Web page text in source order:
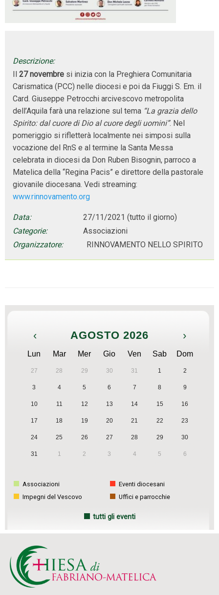
Descrizione:
Il 27 novembre si inizia con la Preghiera Comunitaria
Carismatica (PCC) nelle diocesi e poi da Fiuggi S. Em. il
Card. Giuseppe Petrocchi arcivescovo metropolita
dell’Aquila farà una relazione sul tema “La grazia dello
Spirito: dal cuore di Dio al cuore degli uomini”. Nel
pomeriggio si rifletterà localmente nei simposi sulla
vocazione del RnS e al termine la Santa Messa
celebrata in diocesi da Don Ruben Bisognin, parroco a
Matelica della “Regina Pacis” e direttore della pastorale
giovanile diocesana. Vedi streaming:
www.rinnovamento.org
Data: 27/11/2021 (tutto il giorno)
Categorie:
Associazioni
Organizzatore:
RINNOVAMENTO NELLO SPIRITO
‹ AGOSTO 2026 ›
Lun Mar Mer Gio Ven Sab Dom
27 28 29 30 31 1 2
3 4 5 6 7 8 9
10 11 12 13 14 15 16
17 18 19 20 21 22 23
24 25 26 27 28 29 30
31 1 2 3 4 5 6
Associazioni
Eventi diocesani
Impegni del Vescovo
Uffici e parrocchie
tutti gli eventi